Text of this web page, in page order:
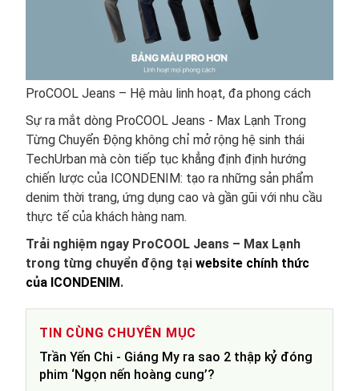
ProCOOL Jeans – Hệ màu linh hoạt, đa phong cách
Sự ra mắt dòng ProCOOL Jeans - Max Lạnh Trong
Từng Chuyển Động không chỉ mở rộng hệ sinh thái
TechUrban mà còn tiếp tục khẳng định định hướng
chiến lược của ICONDENIM: tạo ra những sản phẩm
denim thời trang, ứng dụng cao và gần gũi với nhu cầu
thực tế của khách hàng nam.
Trải nghiệm ngay ProCOOL Jeans – Max Lạnh
trong từng chuyển động tại website chính thức
của ICONDENIM.
TIN CÙNG CHUYÊN MỤC
Trần Yến Chi - Giáng My ra sao 2 thập kỷ đóng
phim ‘Ngọn nến hoàng cung’?